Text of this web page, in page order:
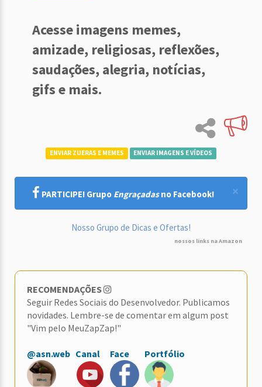
Acesse imagens memes,
amizade, religiosas, reflexões,
saudações, alegria, notícias,
gifs e mais.
ENVIAR ZUERAS E MEMES ENVIAR IMAGENS E VÍDEOS
×
PARTICIPE! Grupo Engraçadasno Facebook!
Nosso Grupo de Dicas e Ofertas!
nossos links na Amazon
RECOMENDAÇÕES
Seguir Redes Sociais do Desenvolvedor. Publicamos
novidades. Lembre-se de comentar em algum post
"Vim pelo MeuZapZap!"
@asn.web Canal Face Portfólio